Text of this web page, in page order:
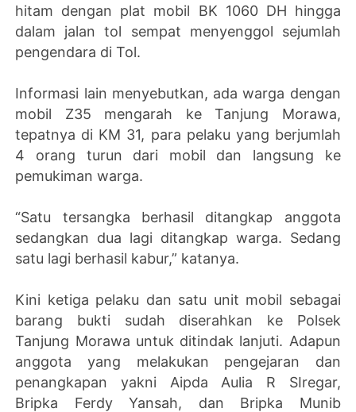
hitam dengan plat mobil BK 1060 DH hingga
dalam jalan tol sempat menyenggol sejumlah
pengendara di Tol.
Informasi lain menyebutkan, ada warga dengan
mobil Z35 mengarah ke Tanjung Morawa,
tepatnya di KM 31, para pelaku yang berjumlah
4 orang turun dari mobil dan langsung ke
pemukiman warga.
“Satu tersangka berhasil ditangkap anggota
sedangkan dua lagi ditangkap warga. Sedang
satu lagi berhasil kabur,” katanya.
Kini ketiga pelaku dan satu unit mobil sebagai
barang bukti sudah diserahkan ke Polsek
Tanjung Morawa untuk ditindak lanjuti. Adapun
anggota yang melakukan pengejaran dan
penangkapan yakni Aipda Aulia R SIregar,
Bripka Ferdy Yansah, dan Bripka Munib